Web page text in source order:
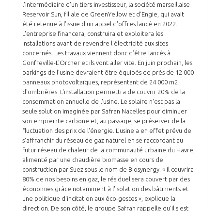
l'intermédiaire d'un tiers investisseur, la société marseillaise
Reservoir Sun, filiale de GreenYellow et d'Engie, qui avait
été retenue à l'issue d'un appel d'offres lancé en 2022.
L'entreprise financera, construira et exploitera les
installations avant de revendre l'électricité aux sites
concernés. Les travaux viennent donc d’être lancés à
Gonfreville-L'Orcher et ils vont aller vite. En juin prochain, les
parkings de l’usine devraient être équipés de près de 12 000
panneaux photovoltaïques, représentant de 24 000 m2
d'ombrières. L'installation permettra de couvrir 20% de la
consommation annuelle de l'usine. Le solaire n'est pas la
seule solution imaginée par Safran Nacelles pour diminuer
son empreinte carbone et, au passage, se préserver de la
fluctuation des prix de l'énergie. L'usine a en effet prévu de
s'affranchir du réseau de gaz naturel en se raccordant au
futur réseau de chaleur de la communauté urbaine du Havre,
alimenté par une chaudière biomasse en cours de
construction par Suez sous le nom de Biosynergy. « Il couvrira
80% de nos besoins en gaz, le résiduel sera couvert par des
économies grâce notamment à l'isolation des bâtiments et
une politique d'incitation aux éco-gestes », explique la
direction. De son côté, le groupe Safran rappelle qu'il s'est